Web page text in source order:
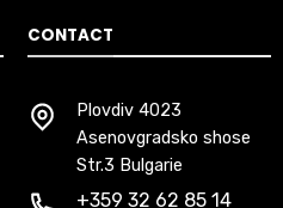
CONTACT
Plovdiv 4023
Asenovgradsko shose
Str.3 Bulgarie
+359 32 62 85 14